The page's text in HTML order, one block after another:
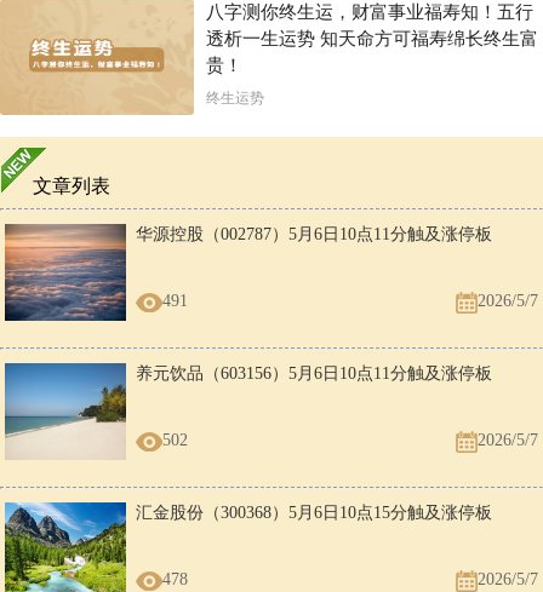
八字测你终生运，财富事业福寿知！五行
透析一生运势 知天命方可福寿绵长终生富
贵！
终生运势
文章列表
华源控股（002787）5月6日10点11分触及涨停板
491 2026/5/7
养元饮品（603156）5月6日10点11分触及涨停板
502 2026/5/7
汇金股份（300368）5月6日10点15分触及涨停板
478 2026/5/7